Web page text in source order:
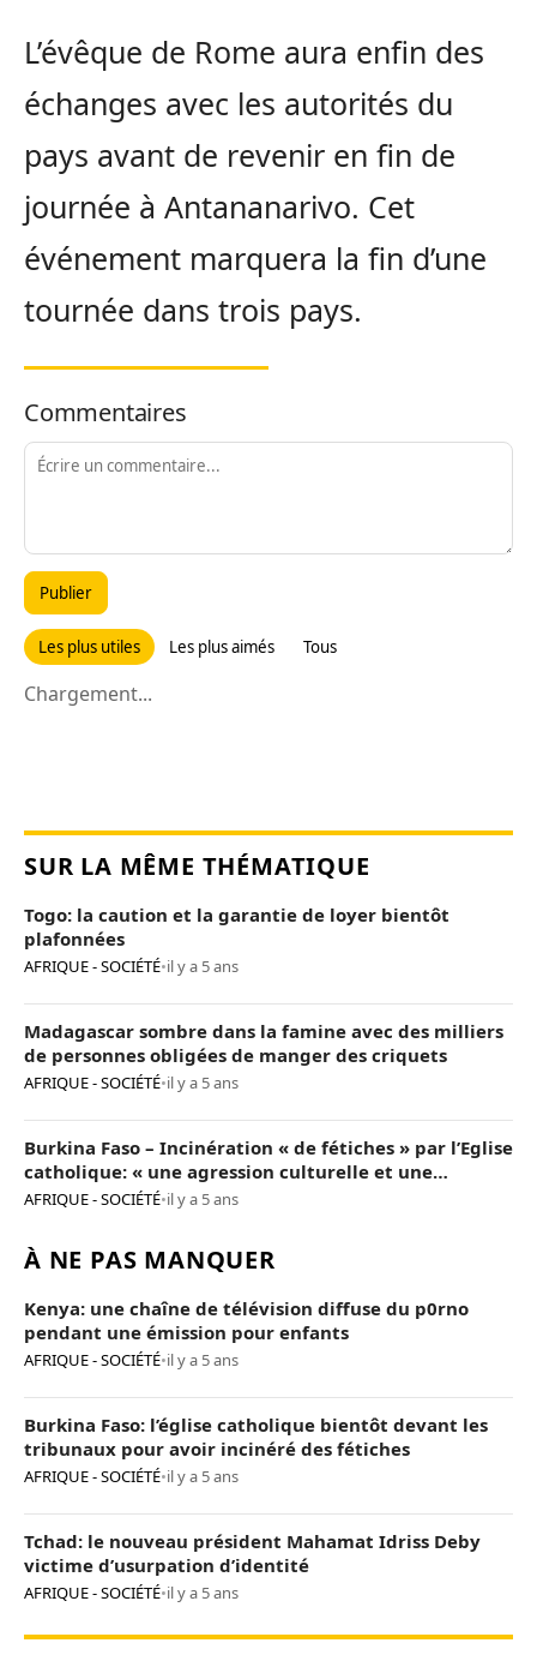
L’évêque de Rome aura enfin des
échanges avec les autorités du
pays avant de revenir en fin de
journée à Antananarivo. Cet
événement marquera la fin d’une
tournée dans trois pays.
Commentaires
Publier
Les plus utiles Les plus aimés Tous
Chargement...
SUR LA MÊME THÉMATIQUE
Togo: la caution et la garantie de loyer bientôt
plafonnées
AFRIQUE - SOCIÉTÉ•il y a 5 ans
Madagascar sombre dans la famine avec des milliers
de personnes obligées de manger des criquets
AFRIQUE - SOCIÉTÉ•il y a 5 ans
Burkina Faso – Incinération « de fétiches » par l’Eglise
catholique: « une agression culturelle et une
provocation de trop »
AFRIQUE - SOCIÉTÉ•il y a 5 ans
À NE PAS MANQUER
Kenya: une chaîne de télévision diffuse du p0rno
pendant une émission pour enfants
AFRIQUE - SOCIÉTÉ•il y a 5 ans
Burkina Faso: l’église catholique bientôt devant les
tribunaux pour avoir incinéré des fétiches
AFRIQUE - SOCIÉTÉ•il y a 5 ans
Tchad: le nouveau président Mahamat Idriss Deby
victime d’usurpation d’identité
AFRIQUE - SOCIÉTÉ•il y a 5 ans